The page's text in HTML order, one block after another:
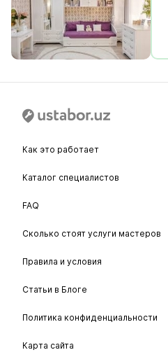
Как это работает
Каталог специалистов
FAQ
Сколько стоят услуги мастеров
Правила и условия
Статьи в Блоге
Политика конфиденциальности
Карта сайта